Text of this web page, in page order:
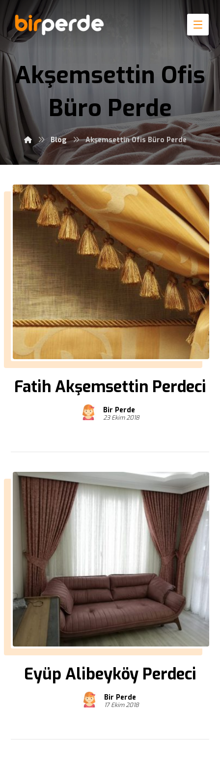
Akşemsettin Ofis
Büro Perde
Blog Akşemsettin Ofis Büro Perde
Fatih Akşemsettin Perdeci
Bir Perde
23 Ekim 2018
Eyüp Alibeyköy Perdeci
Bir Perde
17 Ekim 2018